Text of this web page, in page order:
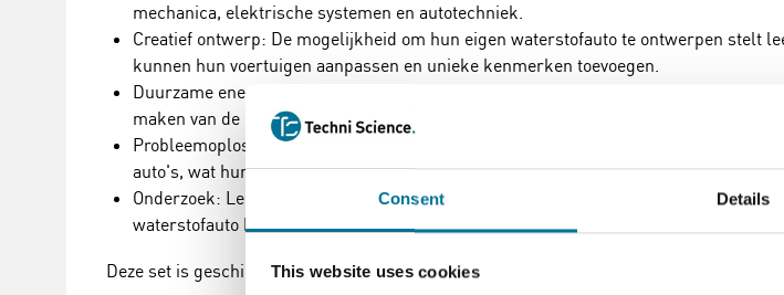
Consent Details
This website uses cookies
mechanica, elektrische systemen en autotechniek.
Creatief ontwerp: De mogelijkheid om hun eigen waterstofauto te ontwerpen stelt
kunnen hun voertuigen aanpassen en unieke kenmerken toevoegen.
Duurzame energie-educatie: De set benadrukt het belang van duurzame
maken van de rol van waterstof als schone energiebron.
Probleemoplossend vermogen: Leerlingen worden aangemoedigd om problemen
auto's, wat hun kritisch denkvermogen en probleemoplossende vaardigheden
Onderzoek: Leerlingen kunnen hun eigen onderzoek uitvoeren en experimenten
waterstofauto beïnvloeden.
Deze set is geschikt voor bv. 12 groepen van 24 leerlingen.